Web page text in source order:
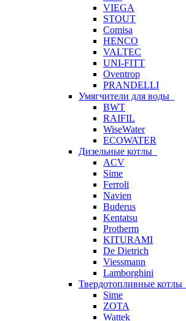
VIEGA
STOUT
Comisa
HENCO
VALTEC
UNI-FITT
Oventrop
PRANDELLI
Умягчители для воды
BWT
RAIFIL
WiseWater
ECOWATER
Дизельные котлы
ACV
Sime
Ferroli
Navien
Buderus
Kentatsu
Protherm
KITURAMI
De Dietrich
Viessmann
Lamborghini
Твердотопливные котлы
Sime
ZOTA
Wattek